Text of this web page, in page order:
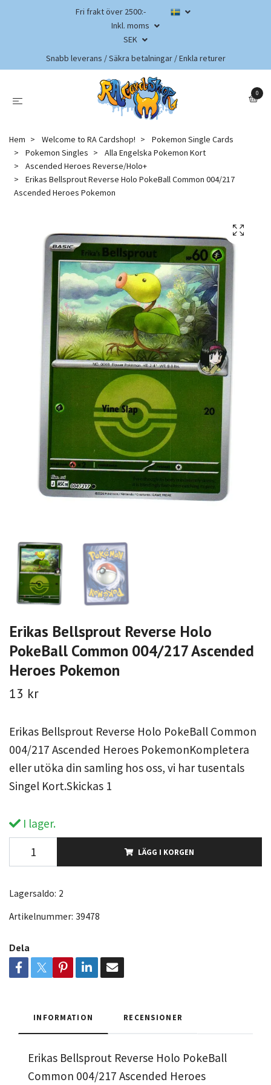
Fri frakt över 2500:-
Inkl. moms
SEK
Snabb leverans / Säkra betalningar / Enkla returer
0
Hem Welcome to RA Cardshop!
Pokemon Single Cards
Pokemon Singles
Alla Engelska Pokemon Kort
Ascended Heroes Reverse/Holo+
Erikas Bellsprout Reverse Holo PokeBall Common 004/217
Ascended Heroes Pokemon
Erikas Bellsprout Reverse Holo
PokeBall Common 004/217 Ascended
Heroes Pokemon
13 kr
Erikas Bellsprout Reverse Holo PokeBall Common
004/217 Ascended Heroes PokemonKompletera
eller utöka din samling hos oss, vi har tusentals
Singel Kort.Skickas 1
I lager.
LÄGG I KORGEN
Lagersaldo: 2
Artikelnummer: 39478
Dela
INFORMATION RECENSIONER
Erikas Bellsprout Reverse Holo PokeBall
Common 004/217 Ascended Heroes